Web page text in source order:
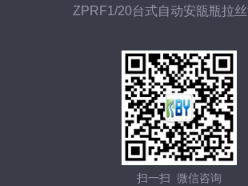
ZPRF1/20台式自动安瓿瓶拉
扫一扫 微信咨询